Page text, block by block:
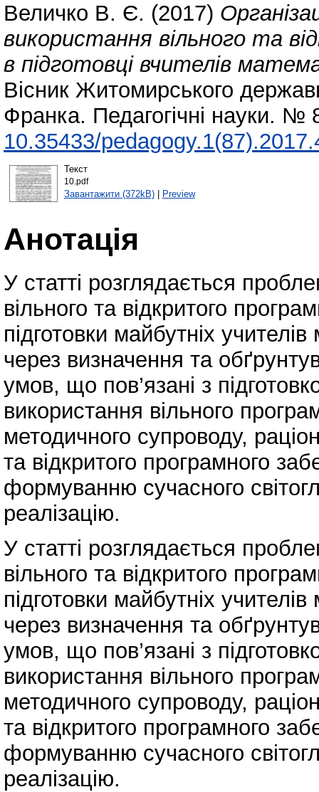
Величко В. Є. (2017)
використання вільного та
в підготовці вчителів
Вісник Житомирського
Франка. Педагогічні науки.
10.35433/
Текст
10.pdf
Завантажити (372kB)| Preview
Анотація
У статті розглядається
вільного та відкритого
підготовки майбутніх
через визначення та
умов, що пов’язані з
використання вільного
методичного супроводу,
та відкритого програмного
формуванню сучасного
реалізацію.
У статті розглядається
вільного та відкритого
підготовки майбутніх
через визначення та
умов, що пов’язані з
використання вільного
методичного супроводу,
та відкритого програмного
формуванню сучасного
реалізацію.